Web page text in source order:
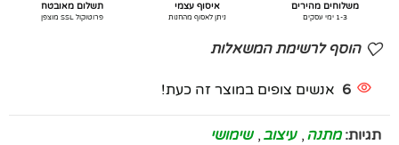
משלוחים מהירים
1-3 ימי עסקים
איסוף עצמי
ניתן לאסוף מהחנות
תשלום מאובטח
פרוטוקול SSL מוצפן
הוסף לרשימת המשאלות
6 אנשים צופים במוצר זה כעת!
תגיות: מתנה , עיצוב , שימושי